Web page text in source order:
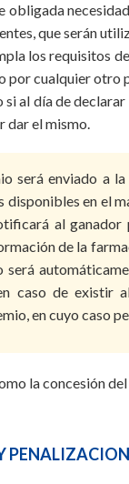
obligada
que serán
los requisitos
por cualquier otro
al día de
dar el mismo.
será enviado a
disponibles en el
al
de la
caso de existir
en cuyo caso
la concesión